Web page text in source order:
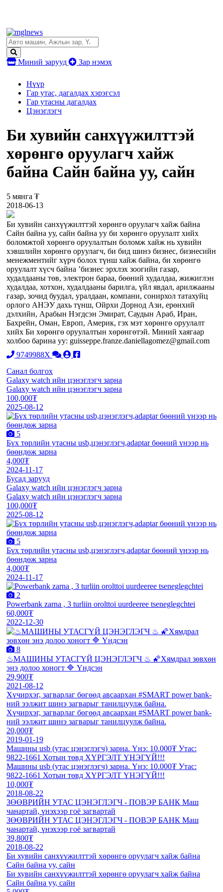
Миний зарууд Зар нэмэх
Нүүр
Гар утас, дагалдах хэрэгсэл
Гар утасны дагалдах
Цэнэглэгч
Би хувийн санхүүжилттэй
хөрөнгө оруулагч хайж
байна Сайн байна уу, сайн
5 мянга ₮
2018-06-13
Би хувийн санхүүжилттэй хөрөнгө оруулагч хайж байна
Сайн байна уу, сайн байна уу би хөрөнгө оруулалт хийх
боломжтой хөрөнгө оруулалтын боломж хайж нь хувийн
хэвшлийн хөрөнгө оруулагч, би бид шинэ бизнес, бизнесийн
менежментийг хүрч болох түнш хайж байна, би хөрөнгө
оруулалт хүсч байна ’бизнес эрхлэх зоогийн газар,
худалдааны төв, электрон бараа, бөөний худалдаа, жижиглэн
худалдаа, хотхон, худалдааны барилга, үйл явдал, арилжааны
газар, зочид буудал, уралдаан, компани, сонирхол татахуйц
орлого АНЭУ дахь түнш, Ойрхи Дорнод Ази, ерөнхий
дэлхийн, Арабын Нэгдсэн Эмират, Саудын Араб, Иран,
Бахрейн, Оман, Европ, Америк, гэх мэт хөрөнгө оруулалт
хийх Би хөрөнгө оруулалтын хөрөнгөтэй. Миний хаягаар
холбоо барина уу: guisseppe.franze.daniellagomez@gmail.com
9749988X
Санал болгох
Galaxy watch ийн цэнэглэгч зарна
Galaxy watch ийн цэнэглэгч зарна
100,000₮
2025-08-12
5
Бүх төрлийн утасны usb,цэнэглэгч,adaptar бөөний үнээр нь
бөөндөж зарна
4,000₮
2024-11-17
Бусад зарууд
Galaxy watch ийн цэнэглэгч зарна
Galaxy watch ийн цэнэглэгч зарна
100,000₮
2025-08-12
5
Бүх төрлийн утасны usb,цэнэглэгч,adaptar бөөний үнээр нь
бөөндөж зарна
4,000₮
2024-11-17
2
Powerbank zarna , 3 turliin orolttoi uurdeeree tseneglegchtei
60,000₮
2022-12-30
8
♨МАШИНЫ УТАСГҮЙ ЦЭНЭГЛЭГЧ ♨ 🌠Хямдрал зөвхөн
энэ долоо хоногт 🔷 Үндсэн
29,900₮
2021-08-12
Хүчирхэг, загварлаг бөгөөд авсаархан #SMART power bank-
ний ээлжит шинэ загварыг танилцуулж байна.
Хүчирхэг, загварлаг бөгөөд авсаархан #SMART power bank-
ний ээлжит шинэ загварыг танилцуулж байна.
20,000₮
2019-01-19
Машины usb (утас цэнэглэгч) зарна. Үнэ: 10.000₮ Утас:
9822-1661 Хотын төвд ХҮРГЭЛТ ҮНЭГҮЙ!!!
Машины usb (утас цэнэглэгч) зарна. Үнэ: 10.000₮ Утас:
9822-1661 Хотын төвд ХҮРГЭЛТ ҮНЭГҮЙ!!!
10,000₮
2018-08-22
ЗӨӨВРИЙН УТАС ЦЭНЭГЛЭГЧ - ПОВЭР БАНК Маш
чанартай, үнэхээр гоё загвартай
ЗӨӨВРИЙН УТАС ЦЭНЭГЛЭГЧ - ПОВЭР БАНК Маш
чанартай, үнэхээр гоё загвартай
39,800₮
2018-08-22
Би хувийн санхүүжилттэй хөрөнгө оруулагч хайж байна
Сайн байна уу, сайн
Би хувийн санхүүжилттэй хөрөнгө оруулагч хайж байна
Сайн байна уу, сайн